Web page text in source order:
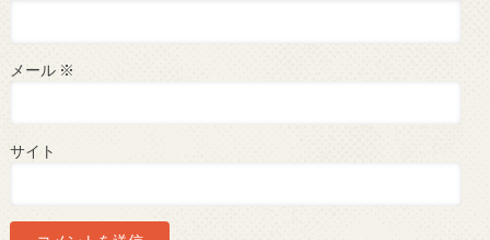
メール ※
サイト